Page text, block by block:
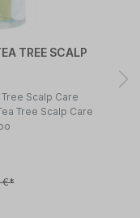
Scalp Care
Tree Scalp Care
€*